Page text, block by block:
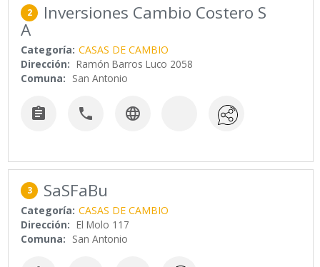
2 Inversiones Cambio Costero S
A
Categoría: CASAS DE CAMBIO
Dirección: Ramón Barros Luco 2058
Comuna: San Antonio
  
3 SaSFaBu
Categoría: CASAS DE CAMBIO
Dirección: El Molo 117
Comuna: San Antonio